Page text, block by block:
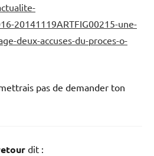
20141119ARTFIG00215-une-
deux-accuses-du-proces-o-
pas de demander ton
dit :